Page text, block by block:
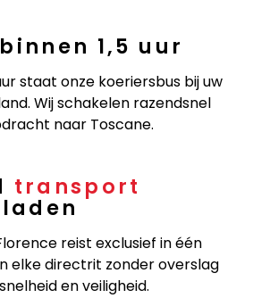
1,5 uur
staat onze koeriersbus bij uw
Wij schakelen razendsnel
naar Toscane.
transport
reist exclusief in één
elke directrit zonder overslag
en veiligheid.